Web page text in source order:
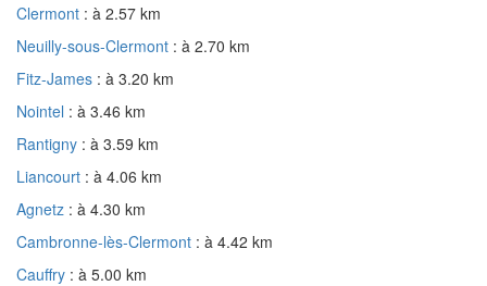
Clermont : à 2.57 km
Neuilly-sous-Clermont : à 2.70 km
Fitz-James : à 3.20 km
Nointel : à 3.46 km
Rantigny : à 3.59 km
Liancourt : à 4.06 km
Agnetz : à 4.30 km
Cambronne-lès-Clermont : à 4.42 km
Cauffry : à 5.00 km